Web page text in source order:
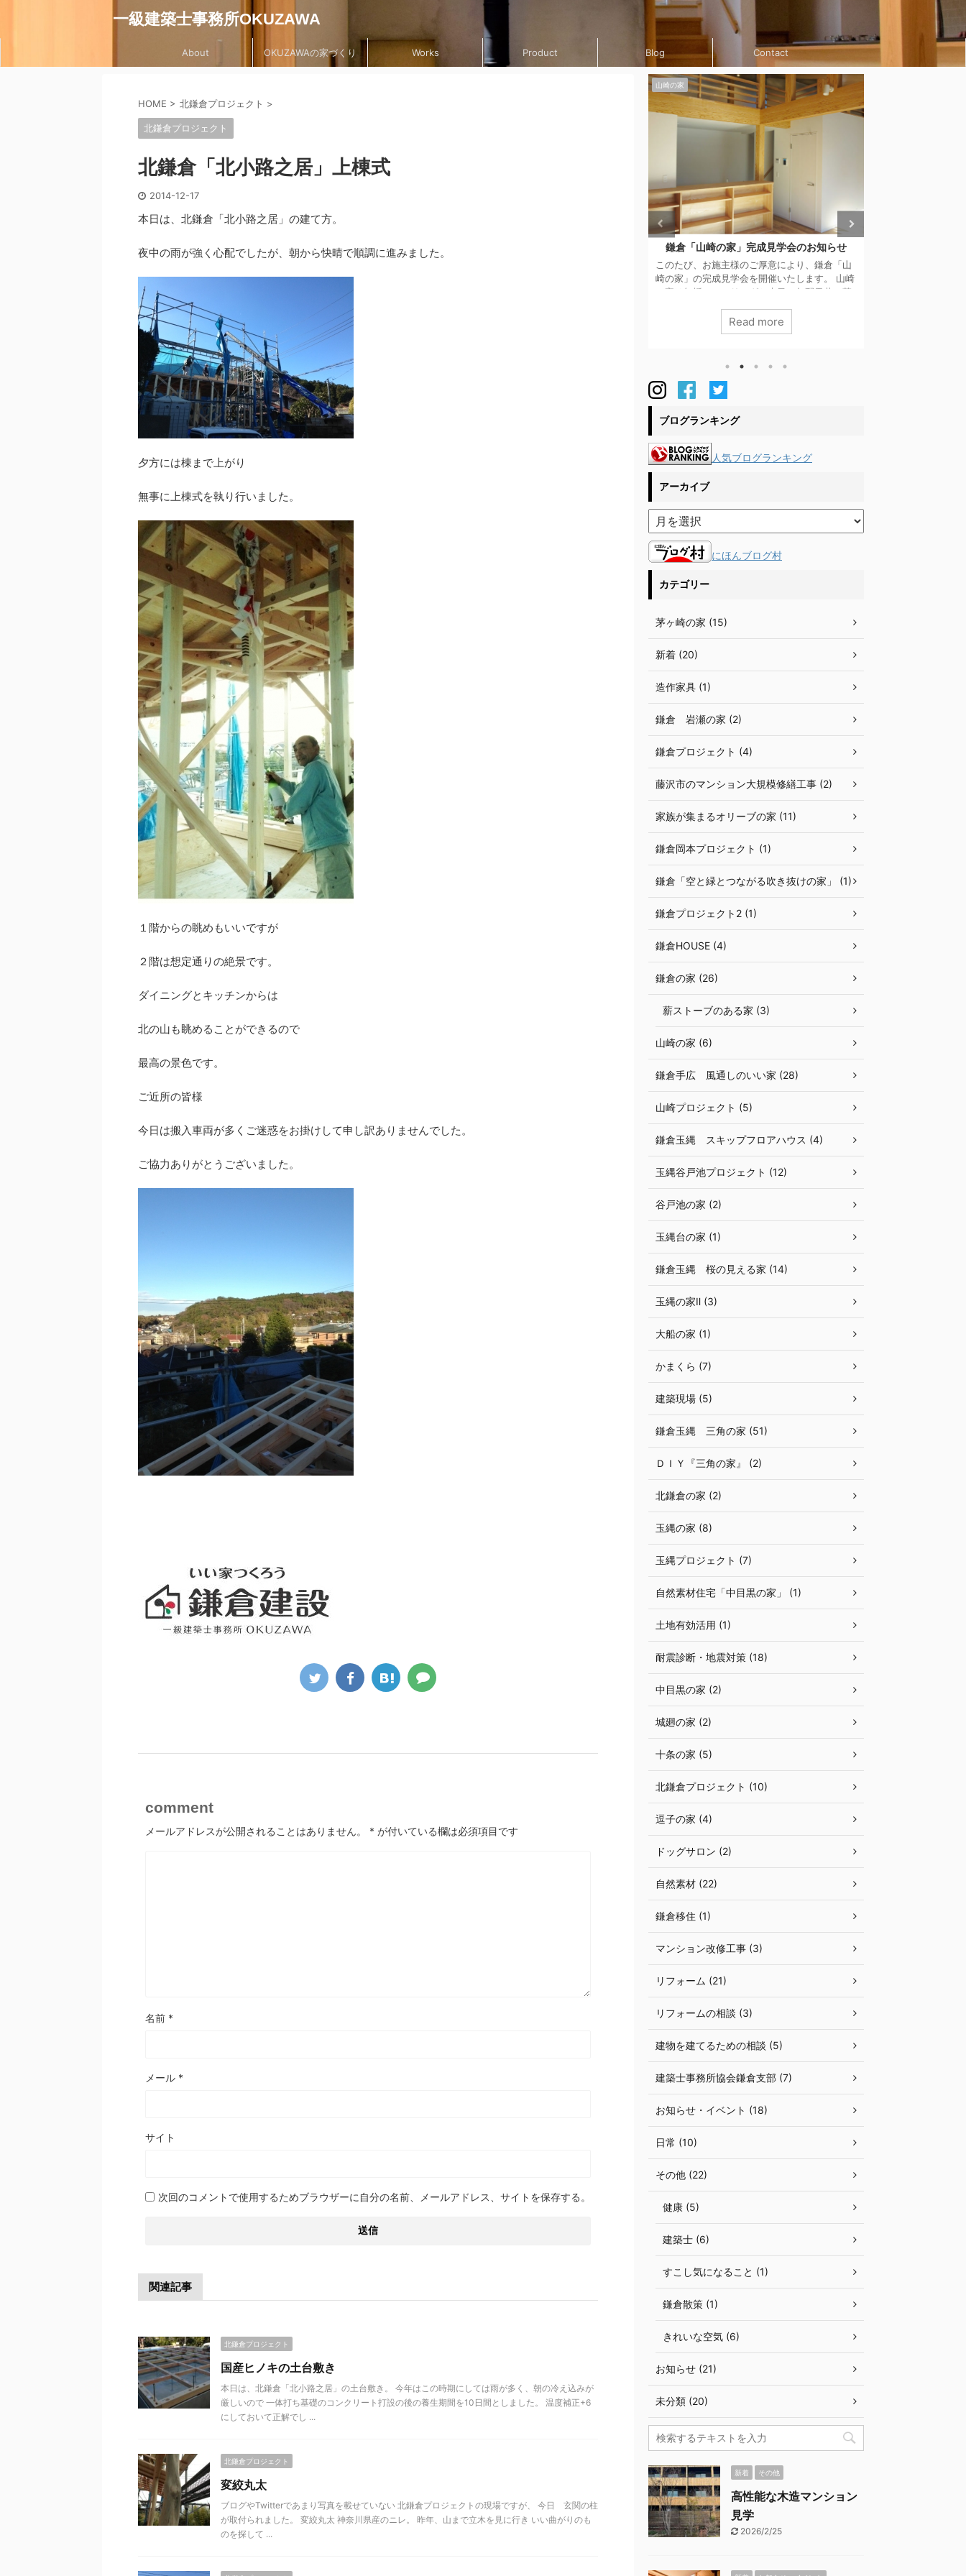
一級建築士事務所OKUZAWA
About OKUZAWAの家づくり Works Product Blog Contact
HOME > 北鎌倉プロジェクト >
北鎌倉プロジェクト
北鎌倉「北小路之居」上棟式
2014-12-17
本日は、北鎌倉「北小路之居」の建て方。
夜中の雨が強く心配でしたが、朝から快晴で順調に進みました。
夕方には棟まで上がり
無事に上棟式を執り行いました。
１階からの眺めもいいですが
２階は想定通りの絶景です。
ダイニングとキッチンからは
北の山も眺めることができるので
最高の景色です。
ご近所の皆様
今日は搬入車両が多くご迷惑をお掛けして申し訳ありませんでした。
ご協力ありがとうございました。
comment
メールアドレスが公開されることはありません。 * が付いている欄は必須項目です
名前 *
メール *
サイト
次回のコメントで使用するためブラウザーに自分の名前、メールアドレス、サイトを保存する。
関連記事
北鎌倉プロジェクト
国産ヒノキの土台敷き
本日は、北鎌倉「北小路之居」の土台敷き。 今年はこの時期にしては雨が多く、朝の冷え込みが
厳しいので 一体打ち基礎のコンクリート打設の後の養生期間を10日間としました。 温度補正+6
にしておいて正解でし ...
北鎌倉プロジェクト
変絞丸太
ブログやTwitterであまり写真を載せていない 北鎌倉プロジェクトの現場ですが、 今日 玄関の柱
が取付られました。 変絞丸太 神奈川県産のニレ。 昨年、山まで立木を見に行き いい曲がりのも
のを探して ...
ー様への確認を行いました。今回の台風
り前から大型台風の予想でしたので、
の現場は飛来防止の為に敷板を重ねてビ
たり、シート養生押さえに垂木を使っ
かなりしっかりとした台風養生を行い
。お陰様で現場のほうは被害なく済みま
協力してくれた鳶さん、大工さん、板金
、皆さんありがとうございました。 た
では倒木や停電、雨漏りなどの被害が出
ので引き続き対応していきます。今後浸
の被害が出ないように祈るばか ...
鎌倉「山崎の家」完成見学会
なんだか雨の日が多く、思うように進まなかっ
た外構工事も無事に終わり、シンボルツリーの
とができました。 本日は6組の方々にお越しい
ただきました。 稚内産珪藻土の調湿作用や消臭
効果など自然素材に興味を示してくださった
方、樹脂サッシと無垢フローリングで蓄熱効果
を感心してくださった方、リビングダイニング
と勾配天井でつながるロフトの空間デザインの
居心地の良さを感じてくださった方、皆さまお
忙しい中お越しいただきありがとうございまし
た ...
山崎の家
レッドシダーの外壁
鎌倉「山崎の家」では、見切り金物と軒天が仕
上がったので、レッドシダーの外壁工事に入り
ました。 外壁の無垢材の下地もしっかりと通気
ですが、「山崎の家」は扉や金物などとの納ま
りの関係上、流通している通気胴縁が使えず悩
を切るより掘り込みにした方がいいだろうと大
工さんたちが仕込んでくれていました。私たち
のこだわりが職人さんたちに伝わり、その気持
ちを ...
Read more
ブログランキング
人気ブログランキング
アーカイブ
にほんブログ村
カテゴリー
茅ヶ崎の家 (15)
新着 (20)
造作家具 (1)
鎌倉 岩瀬の家 (2)
鎌倉プロジェクト (4)
藤沢市のマンション大規模修繕工事 (2)
家族が集まるオリーブの家 (11)
鎌倉岡本プロジェクト (1)
鎌倉「空と緑とつながる吹き抜けの家」 (1)
鎌倉プロジェクト2 (1)
鎌倉HOUSE (4)
鎌倉の家 (26)
薪ストーブのある家 (3)
山崎の家 (6)
鎌倉手広 風通しのいい家 (28)
山崎プロジェクト (5)
鎌倉玉縄 スキップフロアハウス (4)
玉縄谷戸池プロジェクト (12)
谷戸池の家 (2)
玉縄台の家 (1)
鎌倉玉縄 桜の見える家 (14)
玉縄の家Ⅱ (3)
大船の家 (1)
かまくら (7)
建築現場 (5)
鎌倉玉縄 三角の家 (51)
ＤＩＹ『三角の家』 (2)
北鎌倉の家 (2)
玉縄の家 (8)
玉縄プロジェクト (7)
自然素材住宅「中目黒の家」 (1)
土地有効活用 (1)
耐震診断・地震対策 (18)
中目黒の家 (2)
城廻の家 (2)
十条の家 (5)
北鎌倉プロジェクト (10)
逗子の家 (4)
ドッグサロン (2)
自然素材 (22)
鎌倉移住 (1)
マンション改修工事 (3)
リフォーム (21)
リフォームの相談 (3)
建物を建てるための相談 (5)
建築士事務所協会鎌倉支部 (7)
お知らせ・イベント (18)
日常 (10)
その他 (22)
健康 (5)
建築士 (6)
すこし気になること (1)
鎌倉散策 (1)
きれいな空気 (6)
お知らせ (21)
未分類 (20)
新着 その他
高性能な木造マンション
見学
2026/2/25